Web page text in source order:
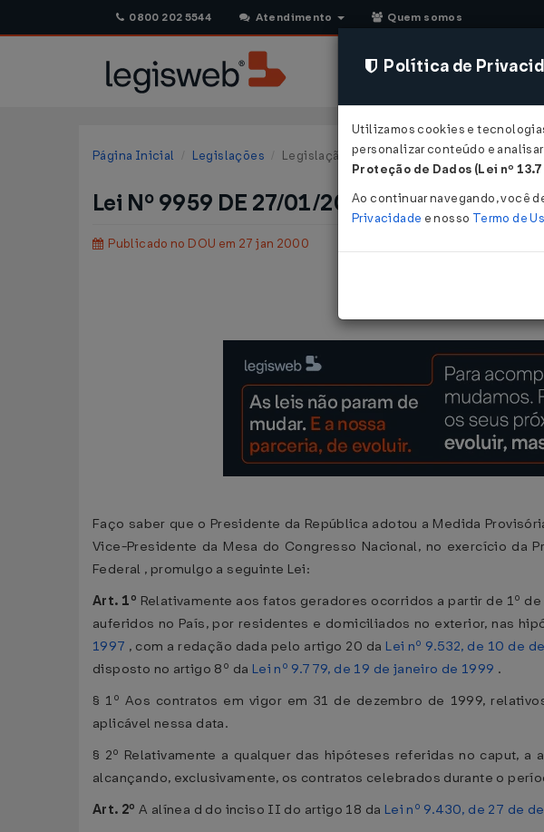
0800 202 5544 Atendimento Quem somos
Página Inicial Legislações Legislação Federal
Lei Nº 9959 DE 27/01/2000
Publicado no DOU em 27 jan 2000
Altera a
Faço saber que o Presidente da República adotou a Medida
Vice-Presidente da Mesa do Congresso Nacional, no exercício
Federal , promulgo a seguinte Lei:
Art. 1º Relativamente aos fatos geradores ocorridos a partir de 1º
auferidos no País, por residentes e domiciliados no exterior, nas
1997 , com a redação dada pelo artigo 20 da Lei nº 9.532, de 10 de
disposto no artigo 8º da Lei nº 9.779, de 19 de janeiro de 1999 .
§ 1º Aos contratos em vigor em 31 de dezembro de 1999,
aplicável nessa data.
§ 2º Relativamente a qualquer das hipóteses referidas no caput,
alcançando, exclusivamente, os contratos celebrados durante o
Art. 2ºA alínea d do inciso II do artigo 18 da Lei nº 9.430, de 27 de
Política de
Utilizamos cookies e
personalizar conteúdo e
Proteção de Dados (Lei nº
Ao continuar navegando, você
Privacidade e nosso Termo de